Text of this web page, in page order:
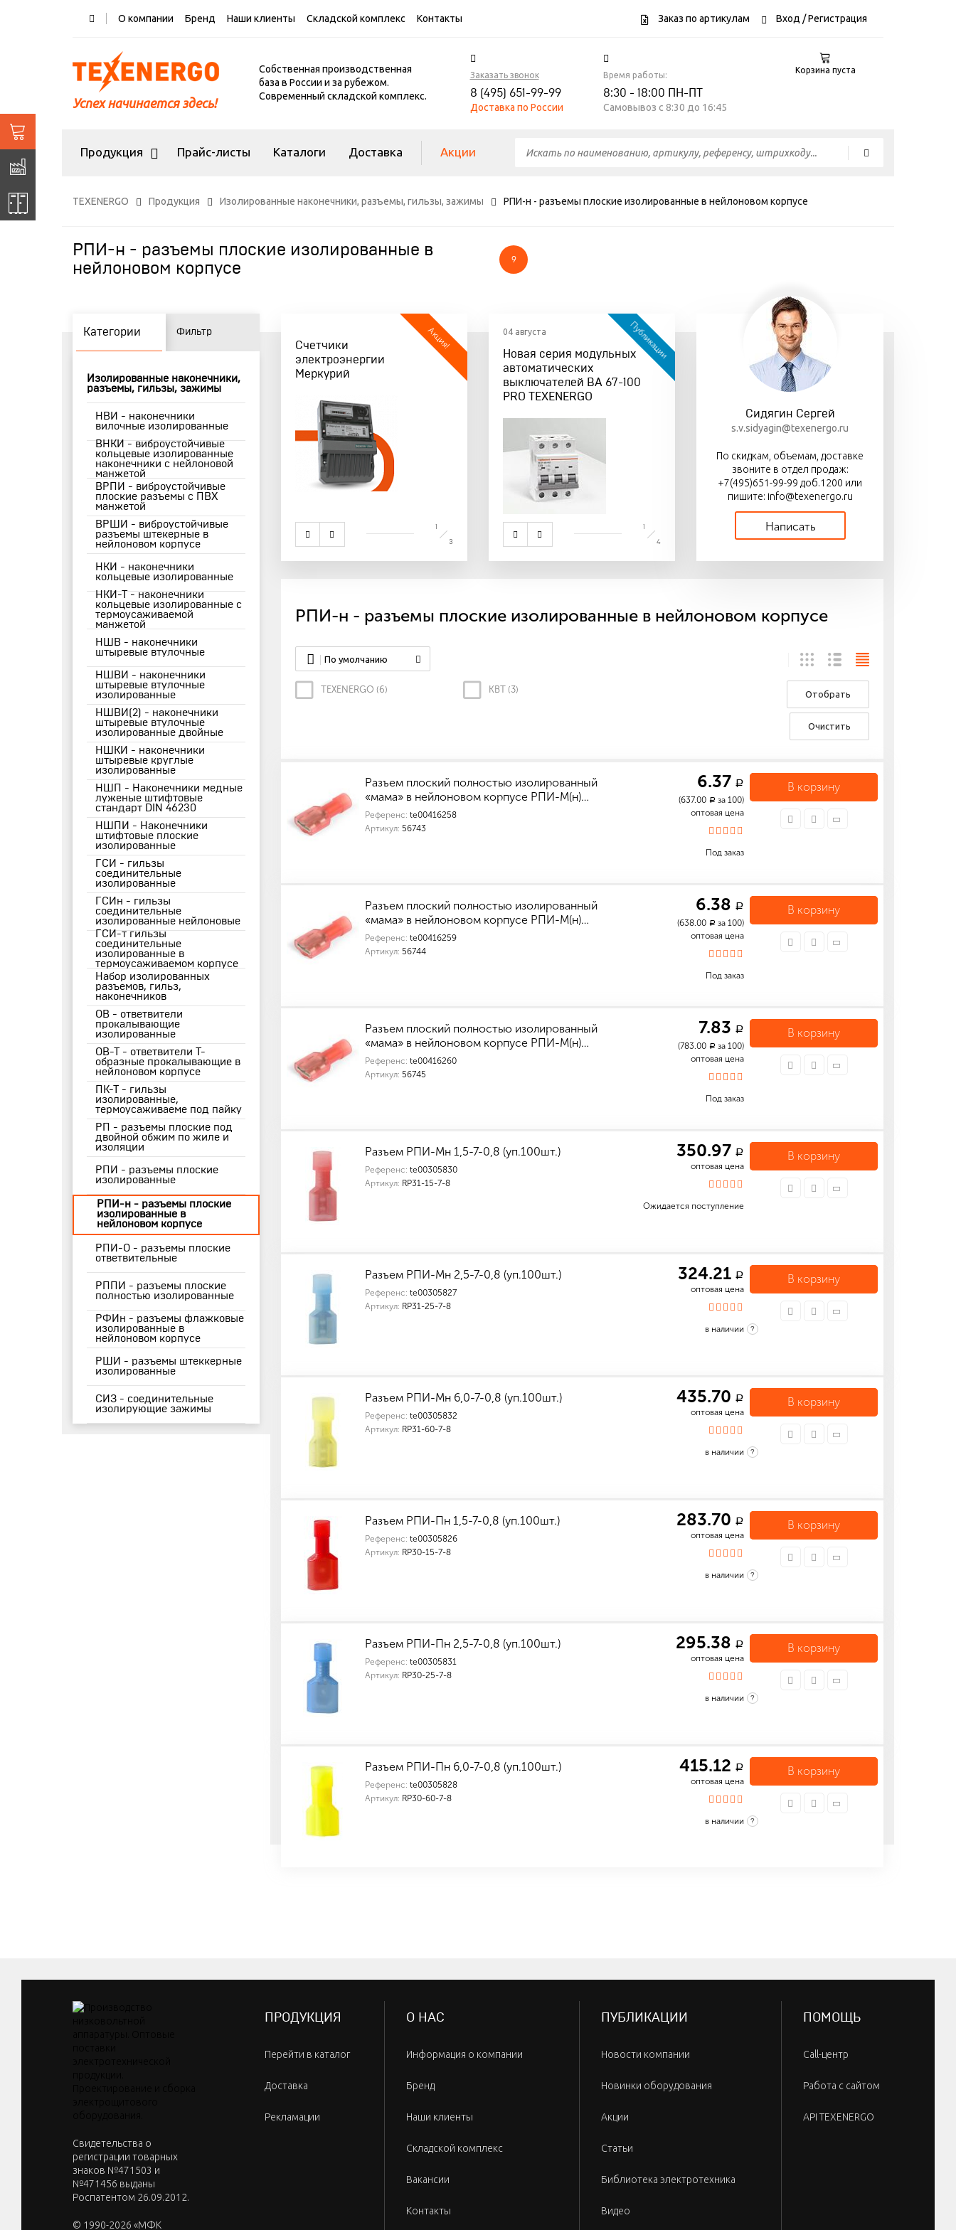
О компании Бренд Наши клиенты Складской комплекс Контакты Заказ по артикулам Вход / Регистрация
Успех начинается здесь!
Собственная производственная
база в России и за рубежом.
Современный складской комплекс.
Заказать звонок
8 (495) 651-99-99
Доставка по России
Время работы:
8:30 - 18:00 ПН-ПТ
Самовывоз c 8:30 до 16:45
Корзина пуста
Продукция Прайс-листы Каталоги Доставка Акции
TEXENERGO Продукция Изолированные наконечники, разъемы, гильзы, зажимы РПИ-н - разъемы плоские изолированные в нейлоновом корпусе
РПИ-н - разъемы плоские изолированные в
нейлоновом корпусе
9
Категории Фильтр
Изолированные наконечники,
разъемы, гильзы, зажимы
НВИ - наконечники
вилочные изолированные
ВНКИ - виброустойчивые
кольцевые изолированные
наконечники с нейлоновой
манжетой
ВРПИ - виброустойчивые
плоские разъемы с ПВХ
манжетой
ВРШИ - виброустойчивые
разъемы штекерные в
нейлоновом корпусе
НКИ - наконечники
кольцевые изолированные
НКИ-Т - наконечники
кольцевые изолированные с
термоусаживаемой
манжетой
НШВ - наконечники
штыревые втулочные
НШВИ - наконечники
штыревые втулочные
изолированные
НШВИ(2) - наконечники
штыревые втулочные
изолированные двойные
НШКИ - наконечники
штыревые круглые
изолированные
НШП - Наконечники медные
луженые штифтовые
стандарт DIN 46230
НШПИ - Наконечники
штифтовые плоские
изолированные
ГСИ - гильзы
соединительные
изолированные
ГСИн - гильзы
соединительные
изолированные нейлоновые
ГСИ-т гильзы
соединительные
изолированные в
термоусаживаемом корпусе
Набор изолированных
разъемов, гильз,
наконечников
ОВ - ответвители
прокалывающие
изолированные
ОВ-Т - ответвители Т-
образные прокалывающие в
нейлоновом корпусе
ПК-Т - гильзы
изолированные,
термоусаживаеме под пайку
РП - разъемы плоские под
двойной обжим по жиле и
изоляции
РПИ - разъемы плоские
изолированные
РПИ-н - разъемы плоские
изолированные в
нейлоновом корпусе
РПИ-О - разъемы плоские
ответвительные
РППИ - разъемы плоские
полностью изолированные
РФИн - разъемы флажковые
изолированные в
нейлоновом корпусе
РШИ - разъемы штеккерные
изолированные
СИЗ - соединительные
изолирующие зажимы
Акция!
Счетчики
электроэнергии
Меркурий
Изолента ПВХ
«ПРЕМИУМ-КЛАССА» и
«ЭКОНОМ»
Доставка «Деловыми
линиями»
1
3
Публикации
04 августа
Новая серия модульных
автоматических
выключателей ВА 67-100
PRO TEXENERGO
Выключатели нагрузки
перекидные ВР П-67
автоматических
выключателей ВА69
расцепителем
1
4
Сидягин Сергей
s.v.sidyagin@texenergo.ru
По скидкам, объемам, доставке
звоните в отдел продаж:
+7(495)651-99-99 доб.1200 или
пишите: info@texenergo.ru
Написать
РПИ-н - разъемы плоские изолированные в нейлоновом корпусе
По умолчанию
Отобрать
Очистить
TEXENERGO (6) КВТ (3)
Разъем плоский полностью изолированный
«мама» в нейлоновом корпусе РПИ-М(н)…
Референс: te00416258
Артикул: 56743
6.37 a
(637.00 a за 100)
оптовая цена
Под заказ
В корзину
Разъем плоский полностью изолированный
«мама» в нейлоновом корпусе РПИ-М(н)…
Референс: te00416259
Артикул: 56744
6.38 a
(638.00 a за 100)
оптовая цена
Под заказ
В корзину
Разъем плоский полностью изолированный
«мама» в нейлоновом корпусе РПИ-М(н)…
Референс: te00416260
Артикул: 56745
7.83 a
(783.00 a за 100)
оптовая цена
Под заказ
В корзину
Разъем РПИ-Мн 1,5-7-0,8 (уп.100шт.)
Референс: te00305830
Артикул: RP31-15-7-8
350.97 a
оптовая цена
Ожидается поступление
В корзину
Разъем РПИ-Мн 2,5-7-0,8 (уп.100шт.)
Референс: te00305827
Артикул: RP31-25-7-8
324.21 a
оптовая цена
в наличии ?
В корзину
Разъем РПИ-Мн 6,0-7-0,8 (уп.100шт.)
Референс: te00305832
Артикул: RP31-60-7-8
435.70 a
оптовая цена
в наличии ?
В корзину
Разъем РПИ-Пн 1,5-7-0,8 (уп.100шт.)
Референс: te00305826
Артикул: RP30-15-7-8
283.70 a
оптовая цена
в наличии ?
В корзину
Разъем РПИ-Пн 2,5-7-0,8 (уп.100шт.)
Референс: te00305831
Артикул: RP30-25-7-8
295.38 a
оптовая цена
в наличии ?
В корзину
Разъем РПИ-Пн 6,0-7-0,8 (уп.100шт.)
Референс: te00305828
Артикул: RP30-60-7-8
415.12 a
оптовая цена
в наличии ?
В корзину
Cвидетельства о
регистрации товарных
знаков №471503 и
№471456 выданы
Роспатентом 26.09.2012.
© 1990-2026 «МФК
ПРОДУКЦИЯ
Перейти в каталог
Доставка
Рекламации
О НАС
Информация о компании
Бренд
Наши клиенты
Складской комплекс
Вакансии
Контакты
ПУБЛИКАЦИИ
Новости компании
Новинки оборудования
Акции
Статьи
Библиотека электротехника
Видео
ПОМОЩЬ
Call-центр
Работа с сайтом
API TEXENERGO